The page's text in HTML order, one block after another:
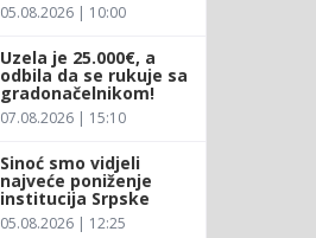
05.08.2026 | 10:00
Uzela je 25.000€, a
odbila da se rukuje sa
gradonačelnikom!
07.08.2026 | 15:10
Sinoć smo vidjeli
najveće poniženje
institucija Srpske
05.08.2026 | 12:25